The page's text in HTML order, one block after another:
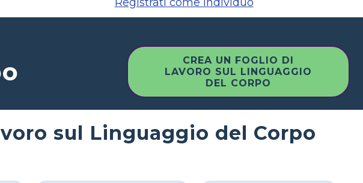
CREA UN FOGLIO DI
LAVORO SUL LINGUAGGIO
DEL CORPO
sul Linguaggio del Corpo